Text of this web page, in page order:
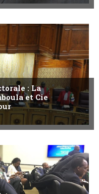
: La
et Cie